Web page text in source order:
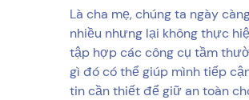
Là cha mẹ, chúng ta ngày
nhiều nhưng lại không thực
tập hợp các công cụ tầm
gì đó có thể giúp mình tiếp
tin cần thiết để giữ an toàn